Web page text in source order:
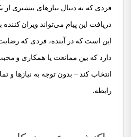
فردی که به دنبال نیازهای بیشتری
دریافت این پیام می‌تواند ویران کننده
این است که در آینده، فردی که رضایت
دارد که بین ممانعت یا همکاری و
انتخاب کند – بدون توجه به نیازها و
رابطه.